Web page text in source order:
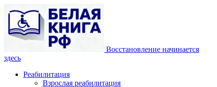
Восстановление начинается
здесь
Реабилитация
Взрослая реабилитация